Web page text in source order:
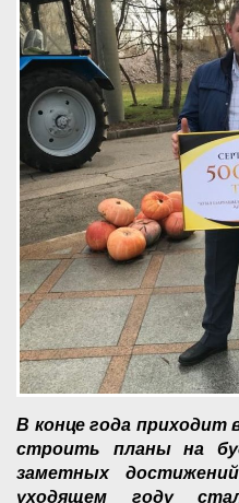
В конце года приходит
строить планы на
заметных
уходящем году